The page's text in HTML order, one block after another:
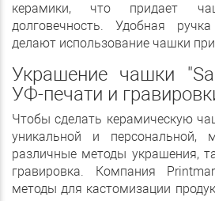
керамики, что придает
долговечность. Удобная
делают использование чашки
Украшение чашки
УФ-печати и
Чтобы сделать керамическую
уникальной и персональной,
различные методы украшения,
гравировка. Компания
методы для кастомизации